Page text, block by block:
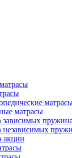
матрасы
зависимых
независимых
акции